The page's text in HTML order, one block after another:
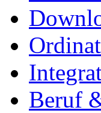
Beruf